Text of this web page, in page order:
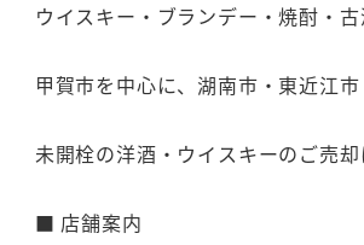
ウイスキー・ブランデー・焼酎・
甲賀市を中心に、湖南市・東近江
未開栓の洋酒・ウイスキーのご売
■ 店舗案内